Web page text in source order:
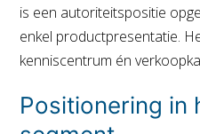
is een autoriteitspositie
enkel productpresentatie.
kenniscentrum én
Positionering in